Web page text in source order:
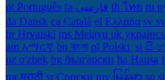
pt Português
th ไทย ru
da Dansk‎ ca Català el Ελλάδα sv
hr Hrvatski ms Melayu uk
am አማርኛ bn বাংলা pl Polski ‎ si
uz o'zbek bg български ha Hausa‎
mr मराठी sr Српски my မြန်မာ sq